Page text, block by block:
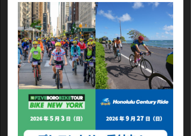
はできるだけ愛車を輪行し、当地を漕いでまわる
のが大好物。三度のメシも現地のグルメを堪能
し、ローカルの素敵なお店も発見し、HCR本番
は、まるでチャリ旅の延長と言わんばかり軽快に
ハワイを巡ります。 5泊7日／人生を変える絶景…
ハワイを堪能するなら80kmがおすすめな理由〜3
度目のホノルル旅〜Note by_Daisaku Kawase 日
行程 1日目 移動 夜：羽田発 2日目 移動 午前：ホ
ノルル着→Check in前のライド 観光 ホノルル
についたらまずライド 3日目 観光 ジョギング→
ワーケーション 4日目 観光 ダウンタウンおしゃ
れスポット巡り 5日目 観光 自転車でノースショ
アへ ※記事はこちら 6日目 本番 ホノルルセン
チュリーライド2025参加 7日目 移動 午前：ホノ